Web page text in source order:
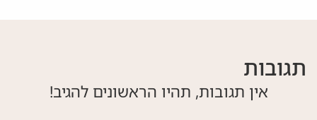
תגובות
אין תגובות, תהיו הראשונים להגיב!